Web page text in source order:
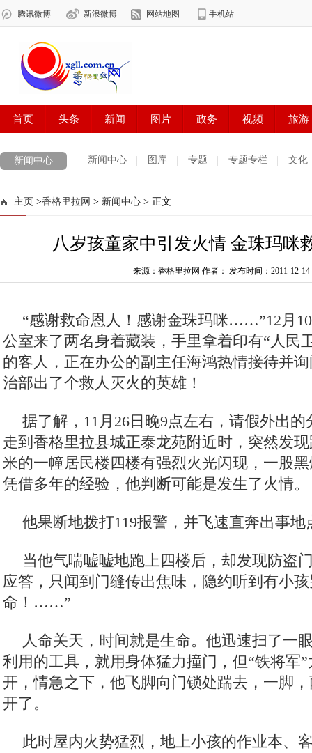
新闻中心 新闻中心 图库 专题 专题专栏 文化
法治迪庆
主页 >香格里拉网 > 新闻中心 > 正文
八岁孩童家中引发火情 金珠玛咪
来源：香格里拉网 作者： 发布时间：2011-12-14
“感谢救命恩人！感谢金珠玛咪……”12月
公室来了两名身着藏装，手里拿着印有“人民
的客人，正在办公的副主任海鸿热情接待并
治部出了个救人灭火的英雄！
据了解，11月26日晚9点左右，请假外出
走到香格里拉县城正泰龙苑附近时，突然发
米的一幢居民楼四楼有强烈火光闪现，一股
凭借多年的经验，他判断可能是发生了火情。
他果断地拨打119报警，并飞速直奔出事地
当他气喘嘘嘘地跑上四楼后，却发现防盗
应答，只闻到门缝传出焦味，隐约听到有小
命！……”
人命关天，时间就是生命。他迅速扫了一
利用的工具，就用身体猛力撞门，但“铁将军
开，情急之下，他飞脚向门锁处踹去，一脚
开了。
此时屋内火势猛烈，地上小孩的作业本、